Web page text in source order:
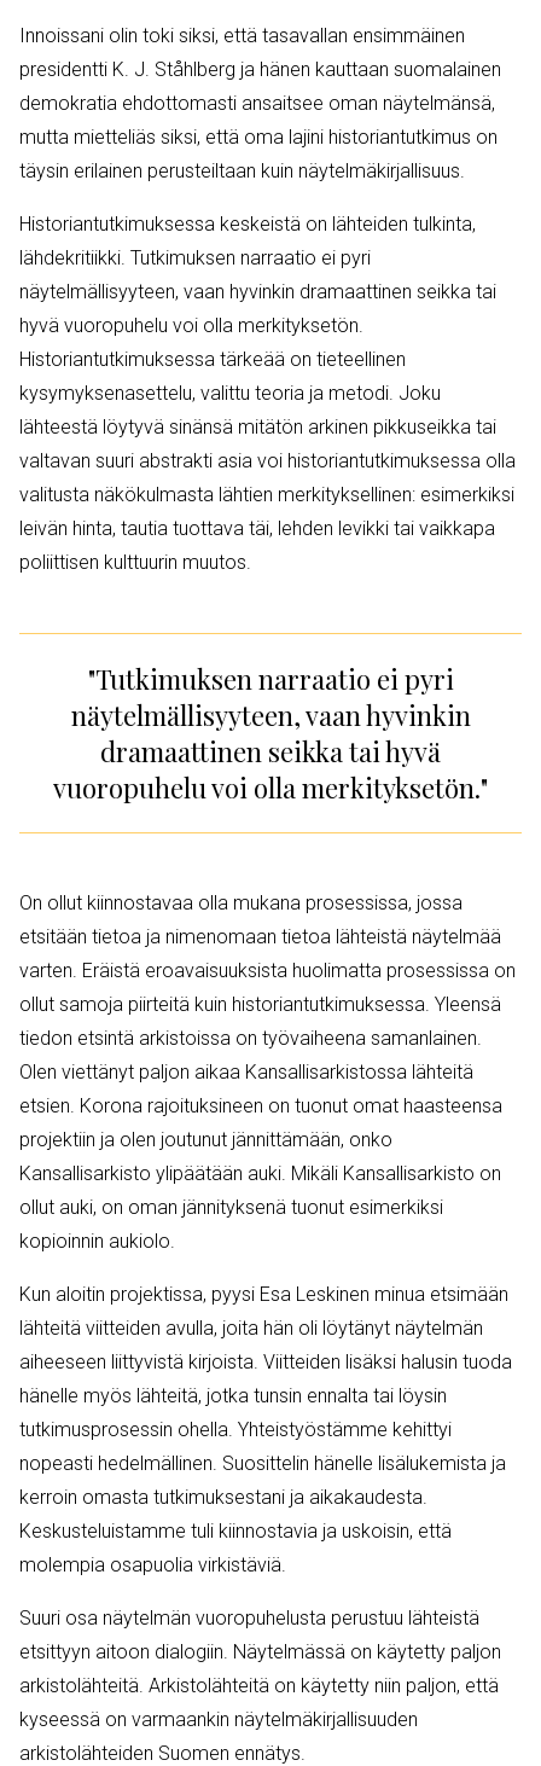
Innoissani olin toki siksi, että tasavallan ensimmäinen
presidentti K. J. Ståhlberg ja hänen kauttaan suomalainen
demokratia ehdottomasti ansaitsee oman näytelmänsä,
mutta mietteliäs siksi, että oma lajini historiantutkimus on
täysin erilainen perusteiltaan kuin näytelmäkirjallisuus.
Historiantutkimuksessa keskeistä on lähteiden tulkinta,
lähdekritiikki. Tutkimuksen narraatio ei pyri
näytelmällisyyteen, vaan hyvinkin dramaattinen seikka tai
hyvä vuoropuhelu voi olla merkityksetön.
Historiantutkimuksessa tärkeää on tieteellinen
kysymyksenasettelu, valittu teoria ja metodi. Joku
lähteestä löytyvä sinänsä mitätön arkinen pikkuseikka tai
valtavan suuri abstrakti asia voi historiantutkimuksessa olla
valitusta näkökulmasta lähtien merkityksellinen: esimerkiksi
leivän hinta, tautia tuottava täi, lehden levikki tai vaikkapa
poliittisen kulttuurin muutos.
"Tutkimuksen narraatio ei pyri
näytelmällisyyteen, vaan hyvinkin
dramaattinen seikka tai hyvä
vuoropuhelu voi olla merkityksetön."
On ollut kiinnostavaa olla mukana prosessissa, jossa
etsitään tietoa ja nimenomaan tietoa lähteistä näytelmää
varten. Eräistä eroavaisuuksista huolimatta prosessissa on
ollut samoja piirteitä kuin historiantutkimuksessa. Yleensä
tiedon etsintä arkistoissa on työvaiheena samanlainen.
Olen viettänyt paljon aikaa Kansallisarkistossa lähteitä
etsien. Korona rajoituksineen on tuonut omat haasteensa
projektiin ja olen joutunut jännittämään, onko
Kansallisarkisto ylipäätään auki. Mikäli Kansallisarkisto on
ollut auki, on oman jännityksenä tuonut esimerkiksi
kopioinnin aukiolo.
Kun aloitin projektissa, pyysi Esa Leskinen minua etsimään
lähteitä viitteiden avulla, joita hän oli löytänyt näytelmän
aiheeseen liittyvistä kirjoista. Viitteiden lisäksi halusin tuoda
hänelle myös lähteitä, jotka tunsin ennalta tai löysin
tutkimusprosessin ohella. Yhteistyöstämme kehittyi
nopeasti hedelmällinen. Suosittelin hänelle lisälukemista ja
kerroin omasta tutkimuksestani ja aikakaudesta.
Keskusteluistamme tuli kiinnostavia ja uskoisin, että
molempia osapuolia virkistäviä.
Suuri osa näytelmän vuoropuhelusta perustuu lähteistä
etsittyyn aitoon dialogiin. Näytelmässä on käytetty paljon
arkistolähteitä. Arkistolähteitä on käytetty niin paljon, että
kyseessä on varmaankin näytelmäkirjallisuuden
arkistolähteiden Suomen ennätys.